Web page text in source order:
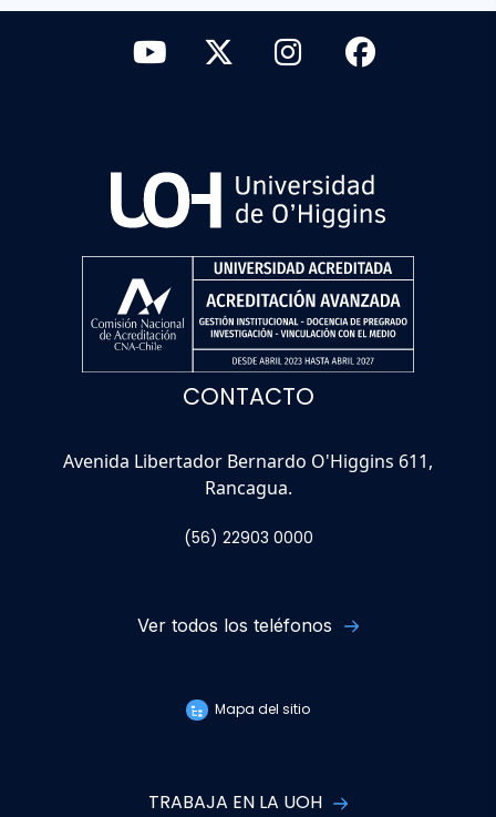
CONTACTO
Avenida Libertador Bernardo O'Higgins 611,
Rancagua.
(56) 22903 0000
Ver todos los teléfonos
Mapa del sitio
TRABAJA EN LA UOH